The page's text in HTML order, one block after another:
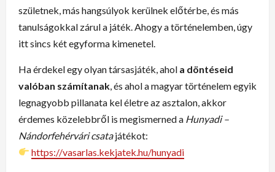
születnek, más hangsúlyok kerülnek előtérbe, és más
tanulságokkal zárul a játék. Ahogy a történelemben, úgy
itt sincs két egyforma kimenetel.
Ha érdekel egy olyan társasjáték, ahol a döntéseid
valóban számítanak , és ahol a magyar történelem egyik
legnagyobb pillanata kel életre az asztalon, akkor
érdemes közelebbről is megismerned a Hunyadi –
Nándorfehérvári csatajátékot:
https://vasarlas.kekjatek.hu/hunyadi